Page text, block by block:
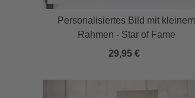
Personalisiertes Bild mit kleinem
Rahmen - Star of Fame
29,95 €